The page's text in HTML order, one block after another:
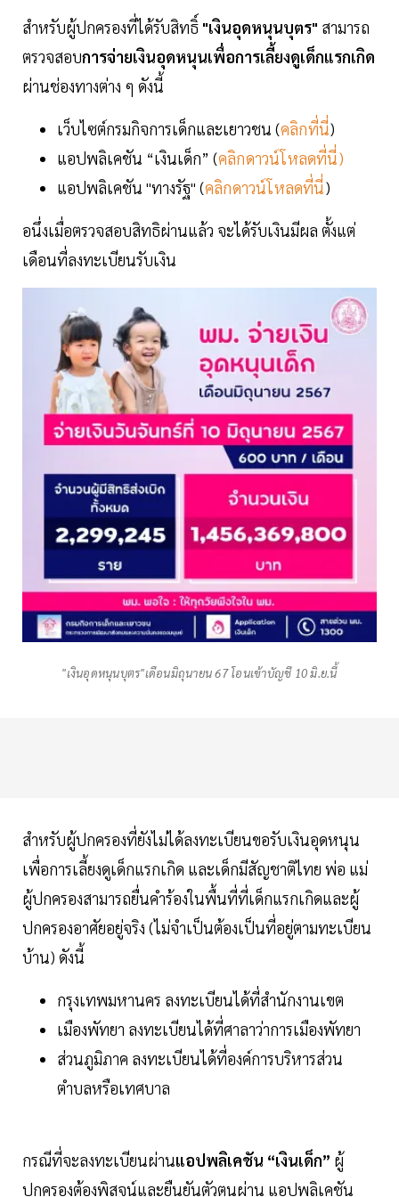
สำหรับผู้ปกครองที่ได้รับสิทธิ์ "เงินอุดหนุนบุตร" สามารถ
ตรวจสอบการจ่ายเงินอุดหนุนเพื่อการเลี้ยงดูเด็กแรกเกิด
ผ่านช่องทางต่าง ๆ ดังนี้
เว็บไซต์กรมกิจการเด็กและเยาวชน (คลิกที่นี่)
แอปพลิเคชัน “เงินเด็ก” (คลิกดาวน์โหลดที่นี่)
แอปพลิเคชัน "ทางรัฐ" (คลิกดาวน์โหลดที่นี่)
อนึ่งเมื่อตรวจสอบสิทธิผ่านแล้ว จะได้รับเงินมีผล ตั้งแต่
เดือนที่ลงทะเบียนรับเงิน
"เงินอุดหนุนบุตร"เดือนมิถุนายน 67 โอนเข้าบัญชี 10 มิ.ย.นี้
สำหรับผู้ปกครองที่ยังไม่ได้ลงทะเบียนขอรับเงินอุดหนุน
เพื่อการเลี้ยงดูเด็กแรกเกิด และเด็กมีสัญชาติไทย พ่อ แม่
ผู้ปกครองสามารถยื่นคำร้องในพื้นที่ที่เด็กแรกเกิดและผู้
ปกครองอาศัยอยู่จริง (ไม่จำเป็นต้องเป็นที่อยู่ตามทะเบียน
บ้าน) ดังนี้
กรุงเทพมหานคร ลงทะเบียนได้ที่สำนักงานเขต
เมืองพัทยา ลงทะเบียนได้ที่ศาลาว่าการเมืองพัทยา
ส่วนภูมิภาค ลงทะเบียนได้ที่องค์การบริหารส่วน
ตำบลหรือเทศบาล
กรณีที่จะลงทะเบียนผ่านแอปพลิเคชัน “เงินเด็ก” ผู้
ปกครองต้องพิสูจน์และยืนยันตัวตนผ่าน แอปพลิเคชัน